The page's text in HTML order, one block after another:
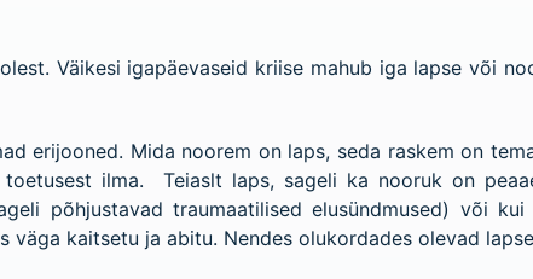
Väikesi igapäevaseid kriise mahub iga lapse või
erijooned. Mida noorem on laps, seda raskem on
ilma. Teiaslt laps, sageli ka nooruk on
põhjustavad traumaatilised elusündmused) või
väga kaitsetu ja abitu. Nendes olukordades olevad